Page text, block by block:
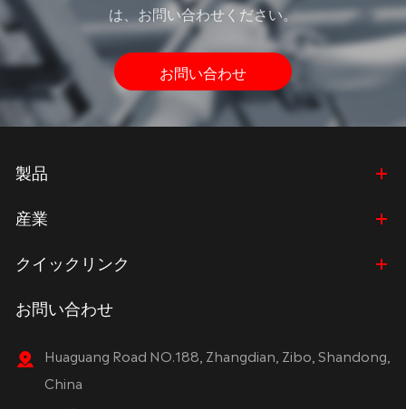
は、お問い合わせください。
お問い合わせ
製品
産業
クイックリンク
お問い合わせ
Huaguang Road NO.188, Zhangdian, Zibo, Shandong,
China